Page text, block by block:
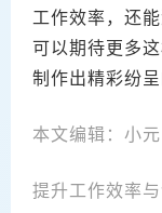
工作效率，还
可以期待更多
制作出精彩纷呈
本文编辑：小
提升工作效率